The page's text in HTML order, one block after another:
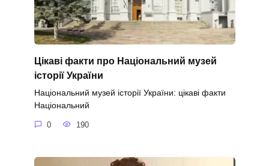
Цікаві факти про Національний музей
історії України
Національний музей історії України: цікаві факти
Національний
0 190